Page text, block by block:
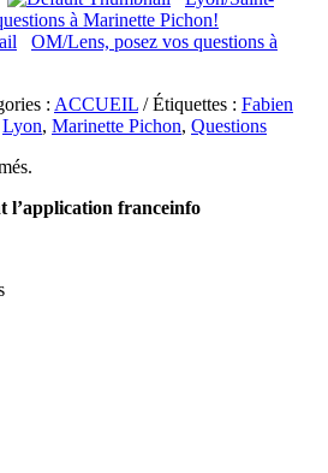
à Marinette Pichon!
OM/Lens, posez vos questions à
: ACCUEIL / Étiquettes : Fabien
Lyon, Marinette Pichon, Questions
l’application franceinfo